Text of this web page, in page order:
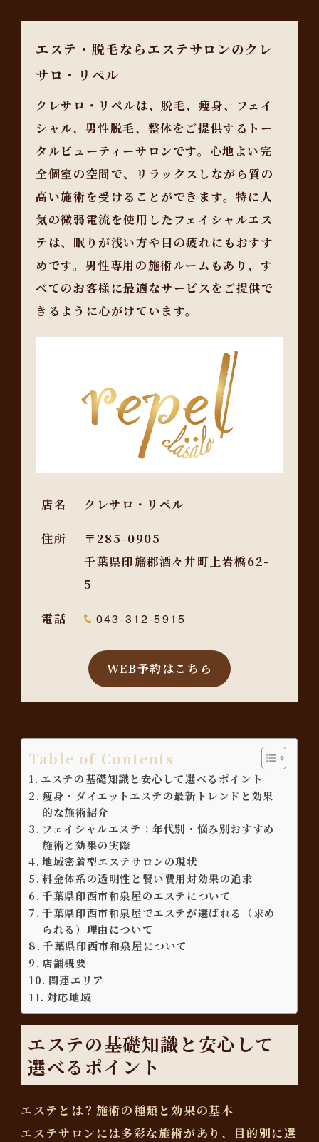
エステ・脱毛ならエステサロンのクレ
サロ・リペル
クレサロ・リペルは、脱毛、痩身、フェイ
シャル、男性脱毛、整体をご提供するトー
タルビューティーサロンです。心地よい完
全個室の空間で、リラックスしながら質の
高い施術を受けることができます。特に人
気の微弱電流を使用したフェイシャルエス
テは、眠りが浅い方や目の疲れにもおすす
めです。男性専用の施術ルームもあり、す
べてのお客様に最適なサービスをご提供で
きるように心がけています。
店名 クレサロ・リペル
住所
〒285-0905
千葉県印旛郡酒々井町上岩橋62-
5
電話 043-312-5915
WEB予約はこちら
Table of Contents
エステの基礎知識と安心して選べるポイント
痩身・ダイエットエステの最新トレンドと効果
的な施術紹介
フェイシャルエステ：年代別・悩み別おすすめ
施術と効果の実際
地域密着型エステサロンの現状
料金体系の透明性と賢い費用対効果の追求
千葉県印西市和泉屋のエステについて
千葉県印西市和泉屋でエステが選ばれる（求め
られる）理由について
千葉県印西市和泉屋について
店舗概要
関連エリア
対応地域
エステの基礎知識と安心して
選べるポイント
エステとは？施術の種類と効果の基本
エステサロンには多彩な施術があり、目的別に選